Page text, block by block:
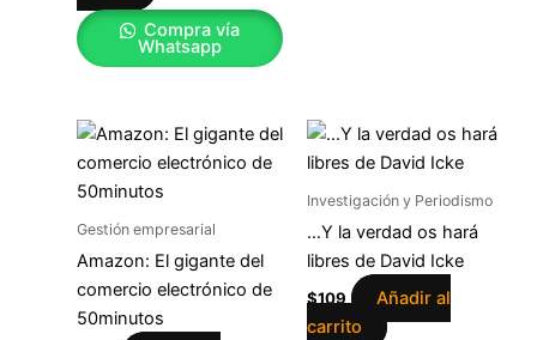
Compra vía
Whatsapp
Gestión empresarial
Amazon: El gigante del
comercio electrónico de
50minutos
Investigación y Periodismo
…Y la verdad os hará
libres de David Icke
$109
Añadir al
carrito